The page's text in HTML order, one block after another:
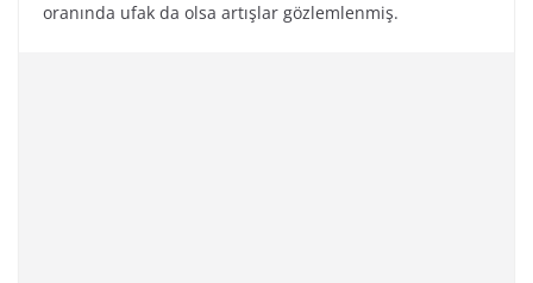
oranında ufak da olsa artışlar gözlemlenmiş.